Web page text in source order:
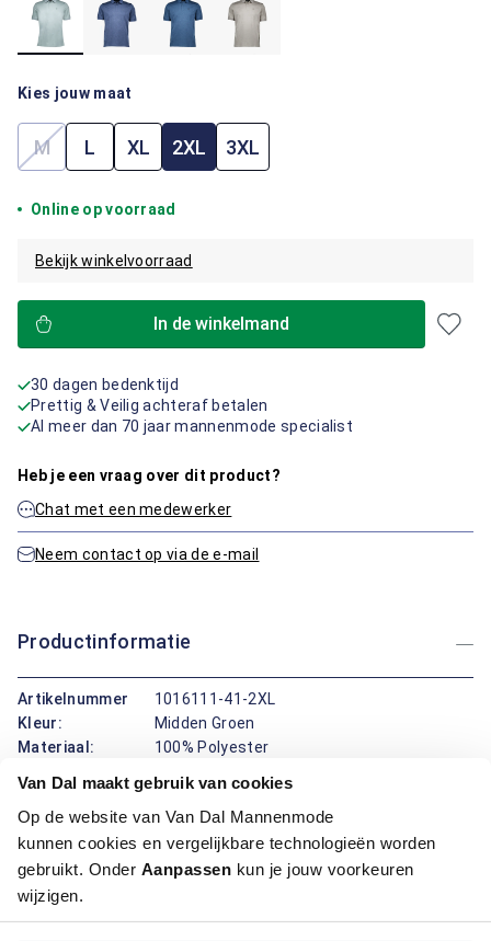
Van Dal maakt gebruik van cookies
Op de website van Van Dal Mannenmode
kunnen cookies en vergelijkbare technologieën worden
gebruikt. Onder Aanpassen kun je jouw voorkeuren
wijzigen.
Kies jouw maat
M(Deze optie is momenteel niet beschikbaar.)
L XL 2XL 3XL
Online op voorraad
Bekijk winkelvoorraad
In de winkelmand
30 dagen bedenktijd
Prettig & Veilig achteraf betalen
Al meer dan 70 jaar mannenmode specialist
Heb je een vraag over dit product?
Chat met een medewerker
Neem contact op via de e-mail
Productinformatie
Artikelnummer
1016111-41-2XL
Kleur:
Midden Groen
Materiaal:
100% Polyester
Deze polo van Tenson draagt prettig door de regular fit
pasvorm, met een nette kraag, knoopsluiting en een subtiel
borstlogo. Het effen motief geeft een rustige uitstraling en
maakt combineren makkelijk. Dit artikel is gemaakt van